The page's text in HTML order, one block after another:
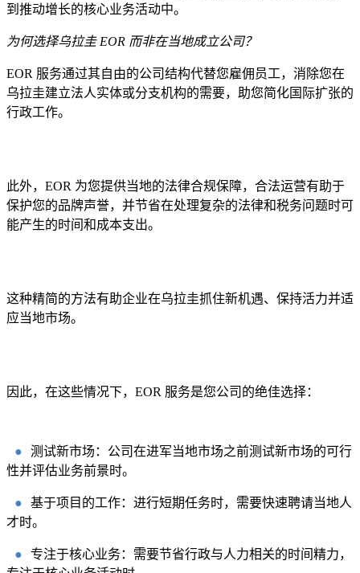
到推动增长的核心业务活动中。
为何选择乌拉圭 EOR 而非在当地成立公司？
EOR 服务通过其自由的公司结构代替您雇佣员工，消除您在
乌拉圭建立法人实体或分支机构的需要，助您简化国际扩张的
行政工作。
此外，EOR 为您提供当地的法律合规保障，合法运营有助于
保护您的品牌声誉，并节省在处理复杂的法律和税务问题时可
能产生的时间和成本支出。
这种精简的方法有助企业在乌拉圭抓住新机遇、保持活力并适
应当地市场。
因此，在这些情况下，EOR 服务是您公司的绝佳选择：
●
测试新市场：公司在进军当地市场之前测试新市场的可行
性并评估业务前景时。
●
基于项目的工作：进行短期任务时，需要快速聘请当地人
才时。
●
专注于核心业务：需要节省行政与人力相关的时间精力，